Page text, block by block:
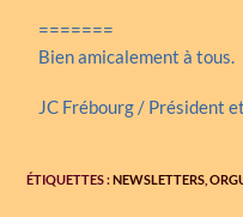
=======
Bien amicalement à tous.
JC Frébourg / Président
ÉTIQUETTES :NEWSLETTERS